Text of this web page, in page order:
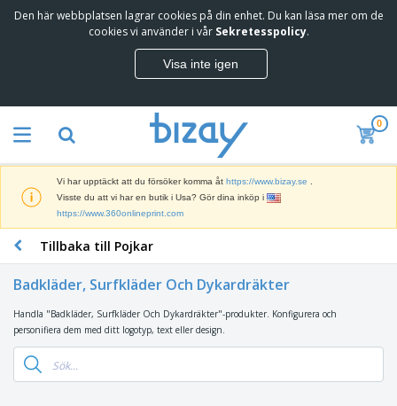
Den här webbplatsen lagrar cookies på din enhet. Du kan läsa mer om de
cookies vi använder i vår Sekretesspolicy.
Visa inte igen
0
Vi har upptäckt att du försöker komma åt https://www.bizay.se
Visste du att vi har en butik i Usa? Gör dina inköp i
https://www.360onlineprint.com
Tillbaka till Pojkar
Badkläder, Surfkläder Och Dykardräkter
Handla "Badkläder, Surfkläder Och Dykardräkter"-produkter. Konfigurera och
personifiera dem med ditt logotyp, text eller design.